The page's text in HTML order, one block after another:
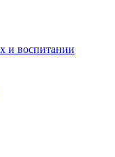
и воспитании